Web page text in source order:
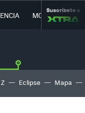
MOVILIDAD
Suscríbete a
Eclipse Mapa